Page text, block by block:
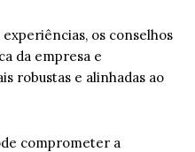
os conselhos
da empresa e
robustas e alinhadas ao
comprometer a